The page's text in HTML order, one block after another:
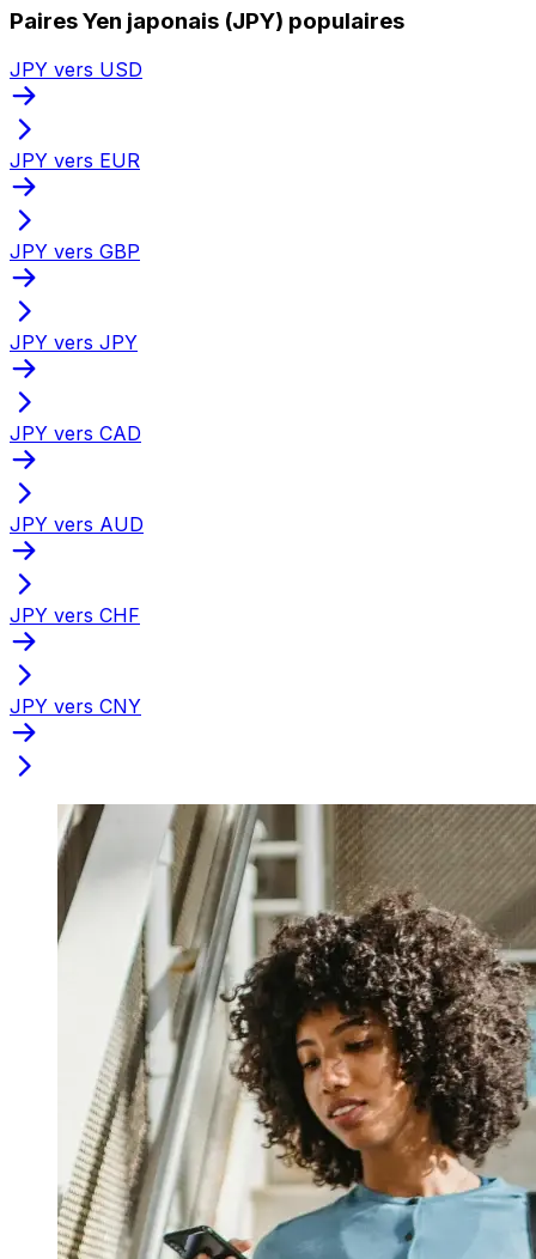
Paires Yen japonais (JPY) populaires
JPY vers USD
JPY vers EUR
JPY vers GBP
JPY vers JPY
JPY vers CAD
JPY vers AUD
JPY vers CHF
JPY vers CNY